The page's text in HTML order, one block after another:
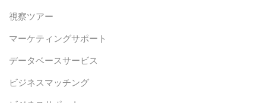
視察ツアー
マーケティングサポート
データベースサービス
ビジネスマッチング